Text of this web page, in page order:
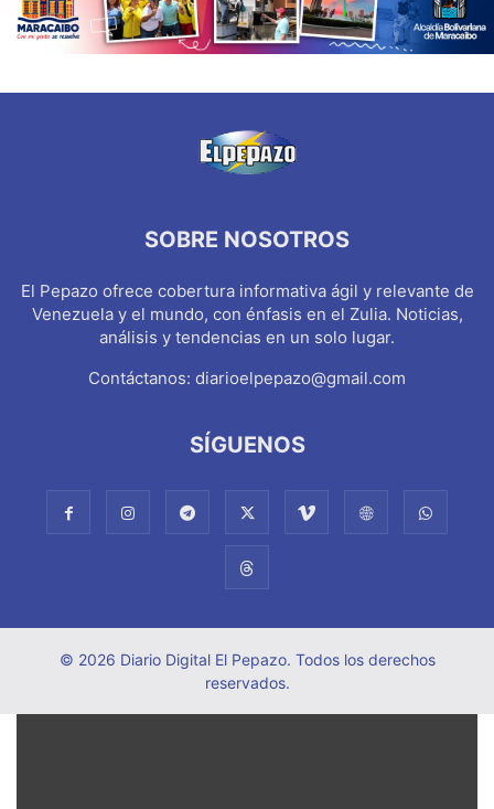
SOBRE NOSOTROS
El Pepazo ofrece cobertura informativa ágil y relevante de
Venezuela y el mundo, con énfasis en el Zulia. Noticias,
análisis y tendencias en un solo lugar.
Contáctanos: diarioelpepazo@gmail.com
SÍGUENOS
© 2026 Diario Digital El Pepazo. Todos los derechos
reservados.